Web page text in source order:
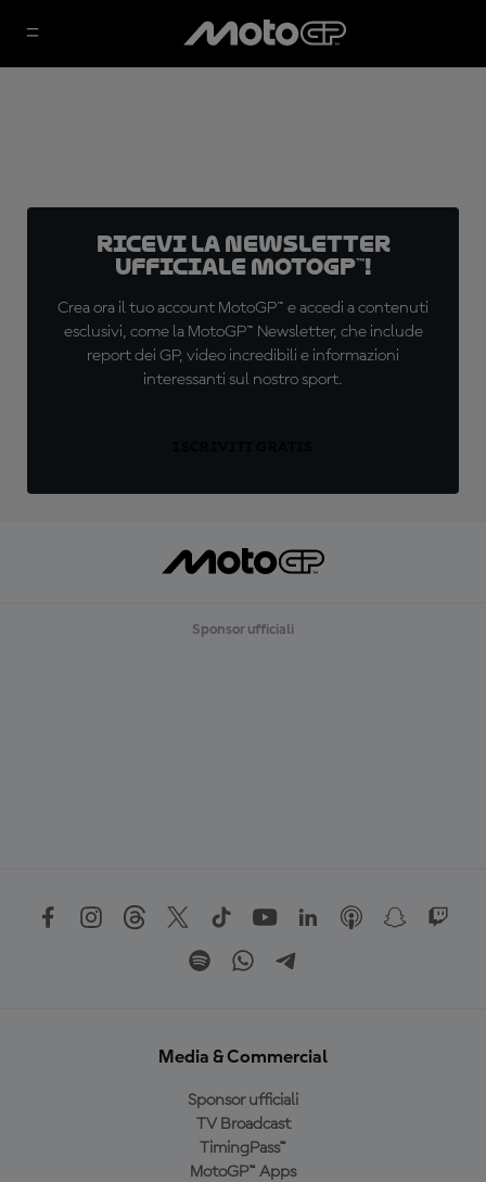
Ricevi la newsletter
ufficiale MotoGP™!
Crea ora il tuo account MotoGP™ e accedi a contenuti
esclusivi, come la MotoGP™ Newsletter, che include
report dei GP, video incredibili e informazioni
interessanti sul nostro sport.
Sponsor ufficiali
Media & Commercial
Sponsor ufficiali
TV Broadcast
TimingPass™
MotoGP™ Apps